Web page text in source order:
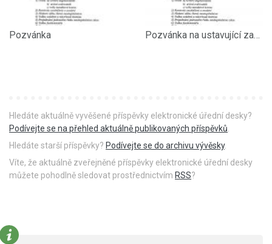
Pozvánka Pozvánka na ustavující zasedání zastupitelstva obce
Hledáte aktuálně vyvěšené příspěvky elektronické úřední desky?
Podívejte se na přehled aktuálně publikovaných příspěvků
Hledáte starší příspěvky? Podívejte se do archivu vývěsky.
Víte, že aktuálně zveřejněné příspěvky elektronické úřední desky
můžete pohodlně sledovat prostřednictvím RSS?